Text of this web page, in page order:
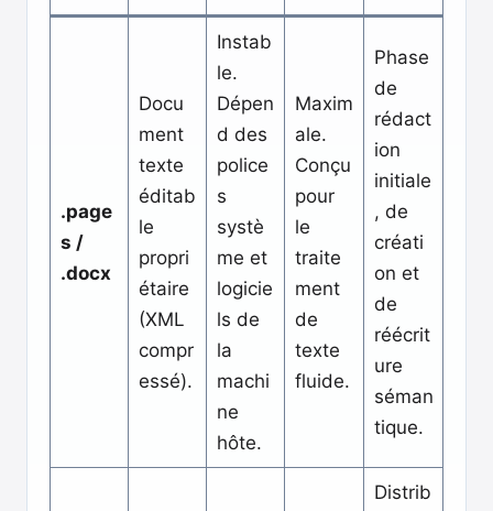
.page
s /
.docx
Docu
ment
texte
éditab
le
propri
étaire
(XML
compr
essé).
Instab
le.
Dépen
d des
police
s
systè
me et
logicie
ls de
la
machi
ne
hôte.
Maxim
ale.
Conçu
pour
le
traite
ment
de
texte
fluide.
Phase
de
rédact
ion
initiale
, de
créati
on et
de
réécrit
ure
séman
tique.
Distrib